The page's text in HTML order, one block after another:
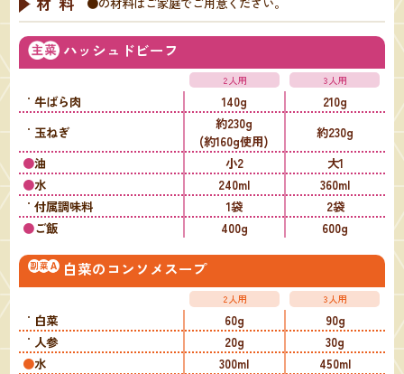
ハッシュドビーフ
2人用 3人用
牛ばら肉 140g
210g
玉ねぎ
約230g
(約160g使用)
約230g
油
小2
大1
水
240ml
360ml
付属調味料
1袋
2袋
ご飯
400g 600g
白菜のコンソメスープ
2人用 3人用
白菜 60g
90g
人参
20g
30g
水
300ml
450ml